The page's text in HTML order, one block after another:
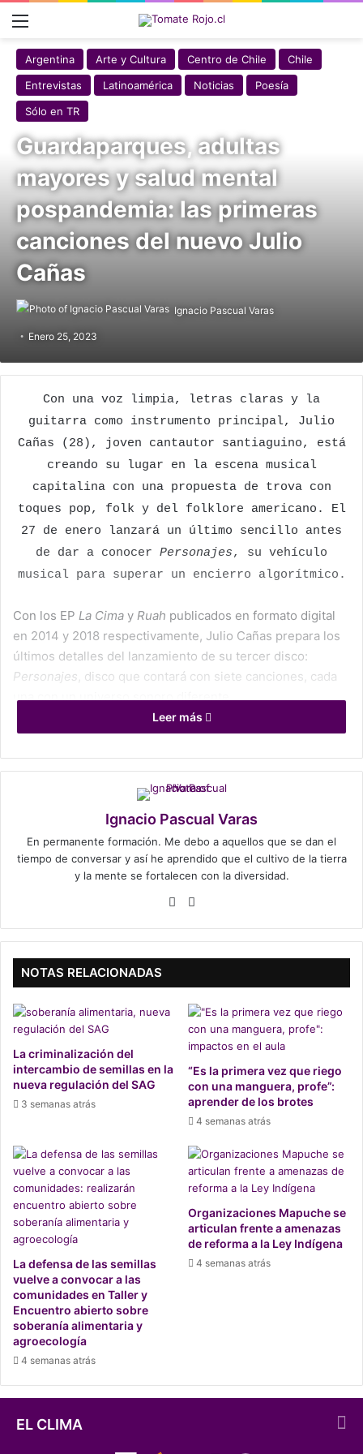
Argentina Arte y Cultura Centro de Chile
Chile
Entrevistas
Latinoamérica Noticias
Poesía
Sólo en TR
Guardaparques, adultas
mayores y salud mental
pospandemia: las primeras
canciones del nuevo Julio
Cañas
Ignacio Pascual Varas
Enero 25, 2023
Con una voz limpia, letras claras y la
guitarra como instrumento principal, Julio
Cañas (28), joven cantautor santiaguino, está
creando su lugar en la escena musical
capitalina con una propuesta de trova con
toques pop, folk y del folklore americano. El
27 de enero lanzará un último sencillo antes
de dar a conocer Personajes, su vehículo
musical para superar un encierro algorítmico.
Con los EP La Cima y Ruah publicados en formato digital
en 2014 y 2018 respectivamente, Julio Cañas prepara los
últimos detalles del lanzamiento de su tercer disco:
Personajes , disco que contará con siete canciones, cada
una con un universo sonoro diferente.
El joven compositor, cuentista, amante del trekking y
estudiante de la Escuela Moderna de Música, explica que
un nuevo aire, que como dice su nombre, retrata a
diferentes personajes y circunstancias que ha conocido.
“Mi idea es presentarme como un cuentacuentos”,
comenta el músico ya que el tema homónimo del disco, a
modo de índice, introduce las canciones que vendrán más
libertad, dones, decisiones ysomos todos testigos de
personajes, pero todos también somos personajes a la
vez”, explica Cañas y agrega que esta es una canción en
décimas que cuenta con la colaboración de
artista emergente como Cañas- y cuya letra escribió el
joven literato peruano Franco Lanata.
Julio Cañas junto a La Porota en Primavera Suena 2022. Foto de
Corporación Cultural de Lo Barnechea.
“ Personajesestá convirtiéndose en un disco bien rico
para escucharlo con audífonos, por la cantidad de detalles
y efectos que tienen las canciones. También hay harta
melodía sincopada, que es algo bien latino”, detalla Cañas
Leer más
Ignacio Pascual Varas
En permanente formación. Me debo a aquellos que se dan el
tiempo de conversar y así he aprendido que el cultivo de la tierra
y la mente se fortalecen con la diversidad.
We
te bo
ok
NOTAS RELACIONADAS
La criminalización del
intercambio de semillas en la
nueva regulación del SAG
3 semanas atrás
“Es la primera vez que riego
con una manguera, profe”:
aprender de los brotes
4 semanas atrás
La defensa de las semillas
vuelve a convocar a las
comunidades en Taller y
Encuentro abierto sobre
soberanía alimentaria y
agroecología
4 semanas atrás
Organizaciones Mapuche se
articulan frente a amenazas
de reforma a la Ley Indígena
4 semanas atrás
EL CLIMA